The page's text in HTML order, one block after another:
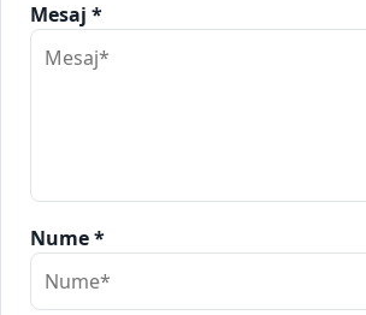
Mesaj *
Nume *